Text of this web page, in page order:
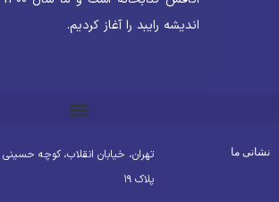
اندیشه رایبد را آغاز کردیم.
ما
تهران، خیابان انقلاب، کوچه حسینی
پلاک ۱۹